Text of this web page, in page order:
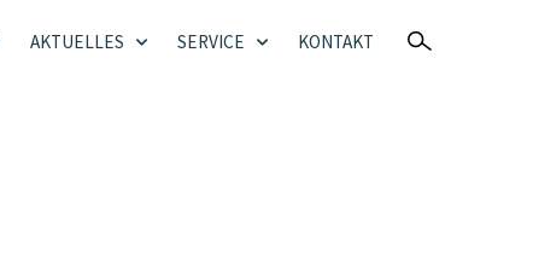
AKTUELLES SERVICE KONTAKT